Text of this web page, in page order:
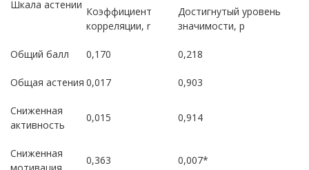
Шкала астении
Коэффициент
корреляции, r
Достигнутый уровень
значимости, р
Общий балл 0,170 0,218
Общая астения 0,017 0,903
Сниженная
активность
0,015 0,914
Сниженная
0,363 0,007*